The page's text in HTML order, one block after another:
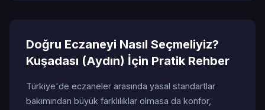
Doğru Eczaneyi Nasıl Seçmeliyiz?
Kuşadası (Aydın) İçin Pratik Rehber
Türkiye'de eczaneler arasında yasal standartlar
bakımından büyük farklılıklar olmasa da konfor,